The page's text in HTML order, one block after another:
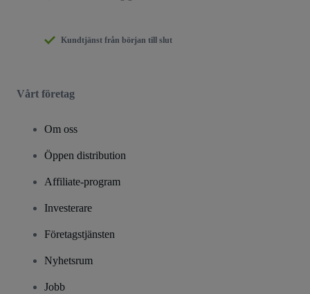
Kundtjänst från början till slut
Vårt företag
Om oss
Öppen distribution
Affiliate-program
Investerare
Företagstjänsten
Nyhetsrum
Jobb